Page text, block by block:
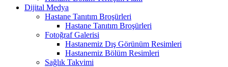
Dijital Medya
Hastane Tanıtım Broşürleri
Hastane Tanıtım Broşürleri
Fotoğraf Galerisi
Hastanemiz Dış Görünüm Resimleri
Hastanemiz Bölüm Resimleri
Sağlık Takvimi